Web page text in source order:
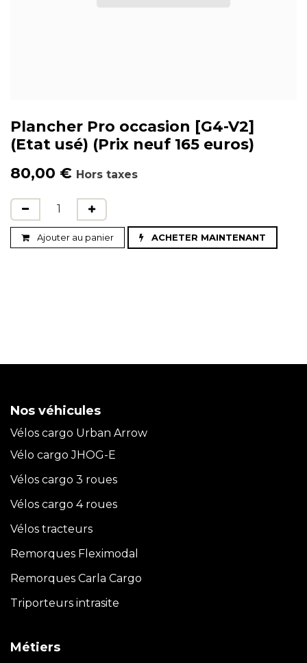
Plancher Pro occasion [G4-V2]
(Etat usé) (Prix neuf 165 euros)
80,00 € Hors taxes
Ajouter au panier ACHETER MAINTENANT
Nos véhicules
Vélos cargo Urban Arrow
Vélo cargo JHOG-E
Vélos cargo 3 roues
Vélos cargo 4 roues
Vélos tracteurs
Remorques Fleximodal
Remorques Carla Cargo
Triporteurs intrasite
Métiers